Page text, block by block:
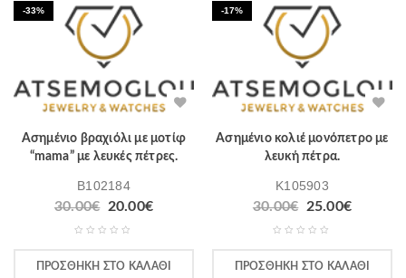
-33%
Ασημένιο βραχιόλι με μοτίφ
“mama” με λευκές πέτρες.
B102184
30.00€ 20.00€
ΠΡΟΣΘΉΚΗ ΣΤΟ ΚΑΛΆΘΙ
-17%
Ασημένιο κολιέ μονόπετρο με
λευκή πέτρα.
K105903
30.00€ 25.00€
ΠΡΟΣΘΉΚΗ ΣΤΟ ΚΑΛΆΘΙ